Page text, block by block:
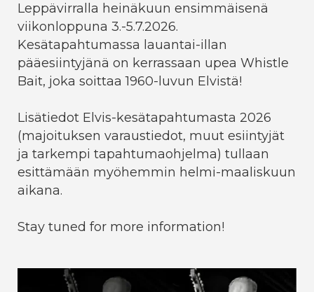
Leppävirralla heinäkuun ensimmäisenä
viikonloppuna 3.-5.7.2026.
Kesätapahtumassa lauantai-illan
pääesiintyjänä on kerrassaan upea Whistle
Bait, joka soittaa 1960-luvun Elvistä!
Lisätiedot Elvis-kesätapahtumasta 2026
(majoituksen varaustiedot, muut esiintyjät
ja tarkempi tapahtumaohjelma) tullaan
esittämään myöhemmin helmi-maaliskuun
aikana.
Stay tuned for more information!